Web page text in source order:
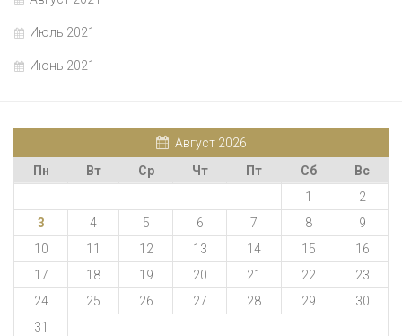
Июль 2021
Июнь 2021
Август 2026
Пн
Вт Ср Чт Пт Сб
Вс
1
2
3
4 5 6 7 8
9
10
11 12 13 14 15
16
17
18 19 20 21 22
23
24
25 26 27 28 29
30
31